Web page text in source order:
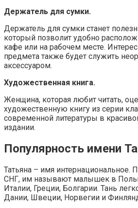
Держатель для сумки.
Держатель для сумки станет
который позволит удобно
кафе или на рабочем месте.
предмета также будет служить
аксессуаром.
Художественная книга.
Женщина, которая любит читать,
художественную книгу из серии
современной литературы в
издании.
Популярность имени
Татьяна – имя интернациональное.
СНГ, им называют малышек в
Италии, Греции, Болгарии. Тань
Дании, Швеции, Норвегии и